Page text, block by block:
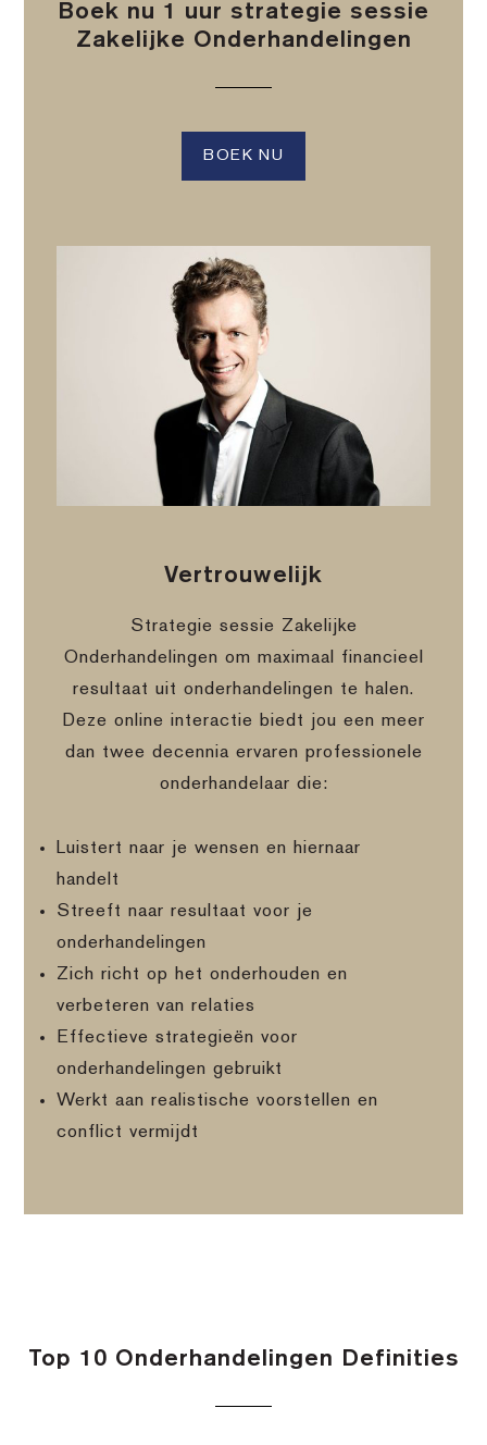
Boek nu 1 uur strategie sessie
Zakelijke Onderhandelingen
BOEK NU
Vertrouwelijk
Strategie sessie Zakelijke
Onderhandelingen om maximaal financieel
resultaat uit onderhandelingen te halen.
Deze online interactie biedt jou een meer
dan twee decennia ervaren professionele
onderhandelaar die:
Luistert naar je wensen en hiernaar
handelt
Streeft naar resultaat voor je
onderhandelingen
Zich richt op het onderhouden en
verbeteren van relaties
Effectieve strategieën voor
onderhandelingen gebruikt
Werkt aan realistische voorstellen en
conflict vermijdt
Top 10 Onderhandelingen Definities